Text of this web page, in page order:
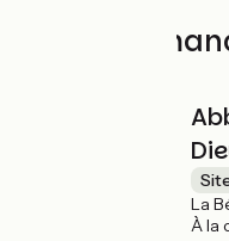
À ne pas
La
À la